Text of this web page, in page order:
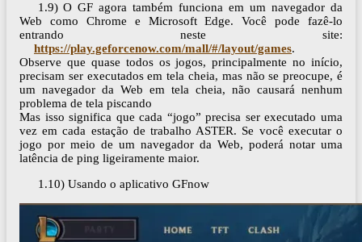
1.9) O GF agora também funciona em um navegador da
Web como Chrome e Microsoft Edge. Você pode fazê-lo
entrando neste site:
https://play.geforcenow.com/mall/#/layout/games.
Observe que quase todos os jogos, principalmente no início,
precisam ser executados em tela cheia, mas não se preocupe, é
um navegador da Web em tela cheia, não causará nenhum
problema de tela piscando
Mas isso significa que cada “jogo” precisa ser executado uma
vez em cada estação de trabalho ASTER. Se você executar o
jogo por meio de um navegador da Web, poderá notar uma
latência de ping ligeiramente maior.
1.10) Usando o aplicativo GFnow